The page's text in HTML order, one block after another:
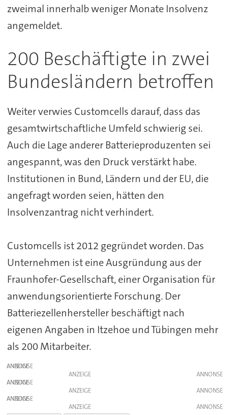
zweimal innerhalb weniger Monate Insolvenz
angemeldet.
200 Beschäftigte in zwei
Bundesländern betroffen
Weiter verwies Customcells darauf, dass das
gesamtwirtschaftliche Umfeld schwierig sei.
Auch die Lage anderer Batterieproduzenten sei
angespannt, was den Druck verstärkt habe.
Institutionen in Bund, Ländern und der EU, die
angefragt worden seien, hätten den
Insolvenzantrag nicht verhindert.
Customcells ist 2012 gegründet worden. Das
Unternehmen ist eine Ausgründung aus der
Fraunhofer-Gesellschaft, einer Organisation für
anwendungsorientierte Forschung. Der
Batteriezellenhersteller beschäftigt nach
eigenen Angaben in Itzehoe und Tübingen mehr
als 200 Mitarbeiter.
ANZEIGE
ANZEIGE
ANZEIGE
ANZEIGE
ANZEIGE
ANZEIGE